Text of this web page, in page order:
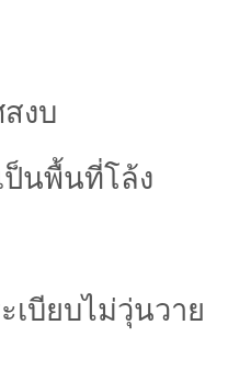
งบ
นพื้นที่โล้ง
เบียบไม่วุ่นวาย